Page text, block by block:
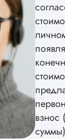
взнос